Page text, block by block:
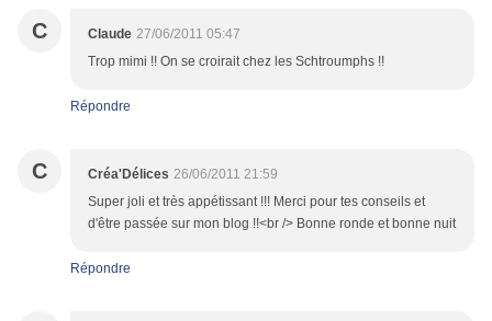
C Claude 27/06/2011 05:47
Trop mimi !! On se croirait chez les Schtroumphs !!
Répondre
C Créa'Délices 26/06/2011 21:59
Super joli et très appétissant !!! Merci pour tes conseils et
d'être passée sur mon blog !!<br /> Bonne ronde et bonne nuit
Répondre